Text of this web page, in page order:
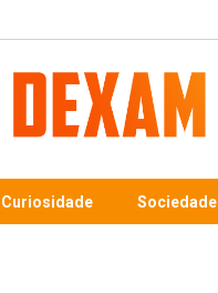
Curiosidade Sociedade